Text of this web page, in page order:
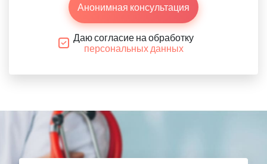
Анонимная консультация
Даю согласие на обработку
персональных данных